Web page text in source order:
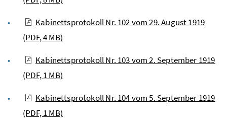
Kabinettsprotokoll Nr. 102 vom 29. August 1919
(PDF, 4 MB)
Kabinettsprotokoll Nr. 103 vom 2. September 1919
(PDF, 1 MB)
Kabinettsprotokoll Nr. 104 vom 5. September 1919
(PDF, 1 MB)